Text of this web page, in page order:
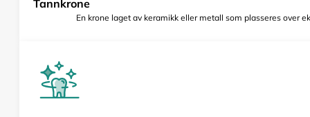
Tannkrone
En krone laget av keramikk eller metall som plasseres over